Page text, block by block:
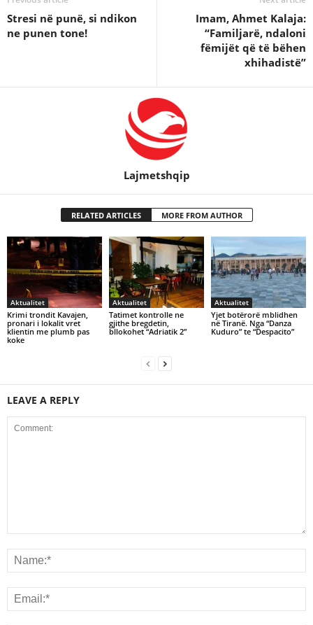
Stresi në punë, si ndikon
ne punen tone!
Imam, Ahmet Kalaja:
“Familjarë, ndaloni
fëmijët që të bëhen
xhihadistë”
Lajmetshqip
RELATED ARTICLES MORE FROM AUTHOR
Aktualitet
Krimi trondit Kavajen,
pronari i lokalit vret
klientin me plumb pas
koke
Aktualitet
Tatimet kontrolle ne
gjithe bregdetin,
bllokohet “Adriatik 2”
Aktualitet
Yjet botërorë mblidhen
në Tiranë. Nga “Danza
Kuduro” te “Despacito”
LEAVE A REPLY